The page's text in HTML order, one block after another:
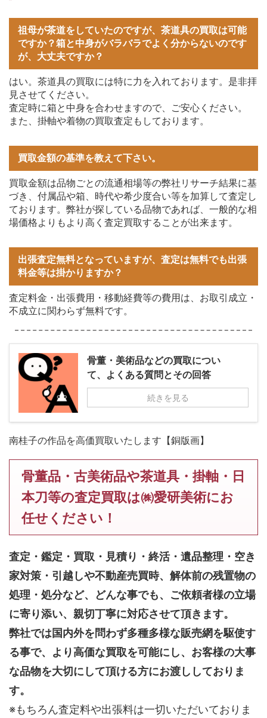
祖母が茶道をしていたのですが、茶道具の買取は可能
ですか？箱と中身がバラバラでよく分からないのです
が、大丈夫ですか？
はい。茶道具の買取には特に力を入れております。是非拝
見させてください。
査定時に箱と中身を合わせますので、ご安心ください。
また、掛軸や着物の買取査定もしております。
買取金額の基準を教えて下さい。
買取金額は品物ごとの流通相場等の弊社リサーチ結果に基
づき、付属品や箱、時代や希少度合い等を加算して査定し
ております。弊社が探している品物であれば、一般的な相
場価格よりもより高く査定買取することが出来ます。
出張査定無料となっていますが、査定は無料でも出張
料金等は掛かりますか？
査定料金・出張費用・移動経費等の費用は、お取引成立・
不成立に関わらず無料です。
骨董・美術品などの買取につい
て、よくある質問とその回答
続きを見る
南桂子の作品を高価買取いたします【銅版画】
骨董品・古美術品や茶道具・掛軸・日
本刀等の査定買取は㈱愛研美術にお
任せください！
査定・鑑定・買取・見積り・終活・遺品整理・空き
家対策・引越しや不動産売買時、解体前の残置物の
処理・処分など、どんな事でも、 ご依頼者様の立場
に寄り添い、親切丁寧に対応させて頂きます。
弊社では国内外を問わず多種多様な販売網を駆使す
る事で、より高価な買取を可能にし、お客様の大事
な品物を大切にして頂ける方にお渡ししておりま
す。
※もちろん査定料や出張料は一切いただいておりま